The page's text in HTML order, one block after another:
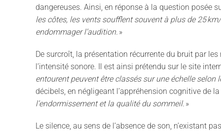
dangereuses. Ainsi, en réponse à la question posée
les côtes, les vents soufflent souvent à plus de 25
endommager l’audition. »
De surcroît, la présentation récurrente du bruit par
l’intensité sonore. Il est ainsi prétendu sur le site
entourent peuvent être classés sur une échelle selon
décibels, en négligeant l’appréhension cognitive de
l’endormissement et la qualité du sommeil. »
Le silence, au sens de l’absence de son, n’existant